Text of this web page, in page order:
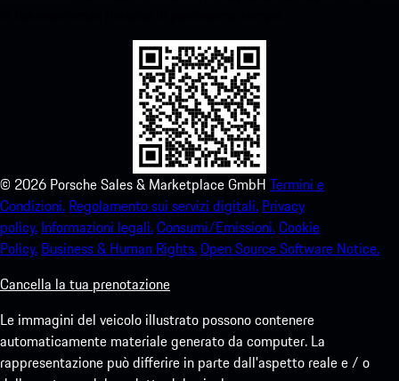
© 2026 Porsche Sales & Marketplace GmbH Termini e
Condizioni. Regolamento sui servizi digitali. Privacy
policy. Informazioni legali.Consumi/Emissioni.Cookie
Policy. Business & Human Rights.Open Source Software Notice.
Cancella la tua prenotazione
Le immagini del veicolo illustrato possono contenere
automaticamente materiale generato da computer. La
rappresentazione può differire in parte dall'aspetto reale e / o